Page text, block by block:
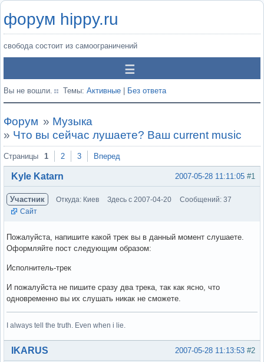
форум hippy.ru
свобода состоит из самоограничений
Вы не вошли. Темы: Активные Без ответа
Форум » Музыка
» Что вы сейчас лушаете? Ваш current music
Страницы 1 2 3 Вперед
#1
2007-05-28 11:11:05
Kyle Katarn
Участник Откуда: Киев Здесь с 2007-04-20
Сообщений: 37
Сайт
Пожалуйста, напишите какой трек вы в данный момент слушаете.
Оформляйте пост следующим образом:
Исполнитель-трек
И пожалуйста не пишите сразу два трека, так как ясно, что
одновременно вы их слушать никак не сможете.
I always tell the truth. Even when i lie.
Вне форума #2
2007-05-28 11:13:53
IKARUS